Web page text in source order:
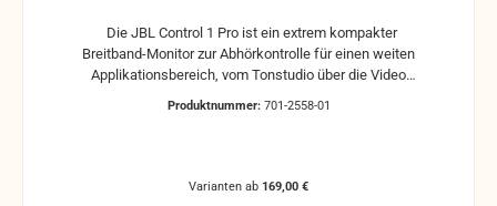
Breitband-Monitor zur Abhörkontrolle für einen weiten
Applikationsbereich, vom Tonstudio über die Video
ist bei der JBL Control 1 mit einer Magnet-Abschirmung
Produktnummer: 701-2558-01
Varianten ab 169,00 €